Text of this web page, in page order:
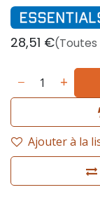
28,51 €
Ajouter à la